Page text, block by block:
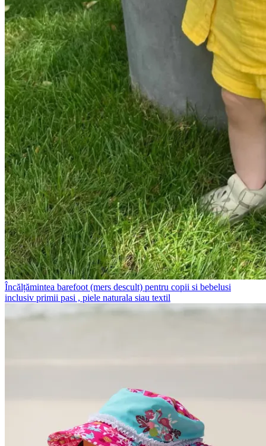
Încălțămintea barefoot (mers descult) pentru copii si bebelusi
inclusiv primii pasi , piele naturala siau textil